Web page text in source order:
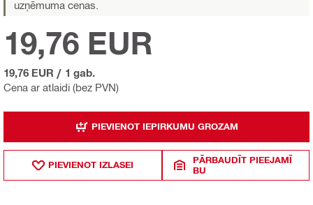
uzņēmuma cenas.
Cena ar atlaidi (bez PVN)
19,76 EUR
19,76 EUR / 1 gab.
PIEVIENOT IEPIRKUMU GROZAM
PIEVIENOT IZLASEI
PĀRBAUDĪT PIEEJAMĪ
BU